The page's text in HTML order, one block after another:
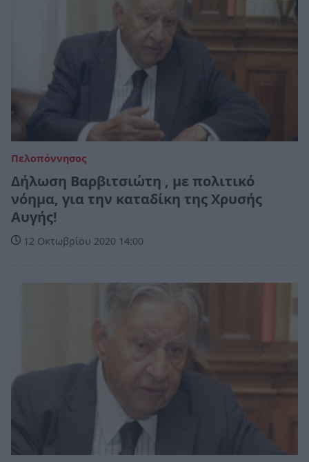
Πελοπόννησος
Δήλωση Βαρβιτσιώτη , με πολιτικό
νόημα, για την καταδίκη της Χρυσής
Αυγής!
12 Οκτωβρίου 2020 14:00